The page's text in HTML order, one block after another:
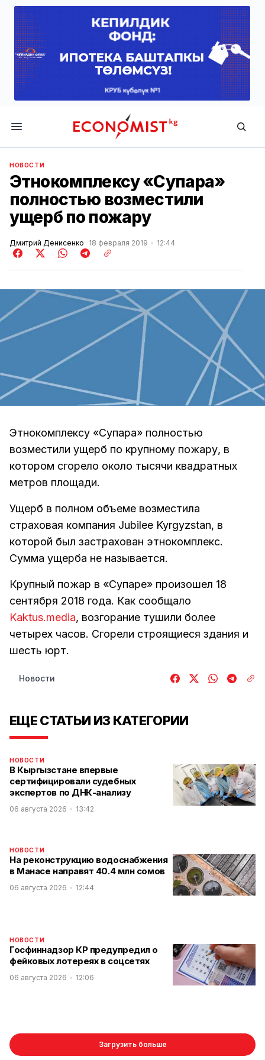
Economist.kg
НОВОСТИ
Этнокомплексу «Супара»
полностью возместили
ущерб по пожару
Дмитрий Денисенко 18 февраля 2019 12:44
Этнокомплексу «Супара» полностью
возместили ущерб по крупному пожару, в
котором сгорело около тысячи квадратных
метров площади.
Ущерб в полном объеме возместила
страховая компания Jubilee Kyrgyzstan, в
которой был застрахован этнокомплекс.
Сумма ущерба не называется.
Крупный пожар в «Супаре» произошел 18
сентября 2018 года. Как сообщало
Kaktus.media, возгорание тушили более
четырех часов. Сгорели строящиеся здания и
шесть юрт.
Новости
ЕЩЕ СТАТЬИ ИЗ КАТЕГОРИИ
НОВОСТИ
В Кыргызстане впервые
сертифицировали судебных
экспертов по ДНК-анализу
06 августа 2026 13:42
НОВОСТИ
На реконструкцию водоснабжения
в Манасе направят 40.4 млн сомов
06 августа 2026 12:44
НОВОСТИ
Госфиннадзор КР предупредил о
фейковых лотереях в соцсетях
06 августа 2026 12:06
Загрузить больше